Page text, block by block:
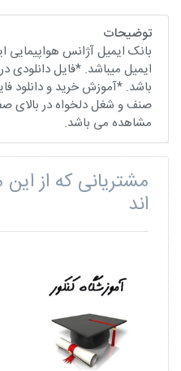
توضیحات
ایمیل میباشد. *فایل
باشد. *آموزش خرید و
صنف و شغل دلخواه در بالای
مشاهده می باشد.
مشتریانی که از
اند